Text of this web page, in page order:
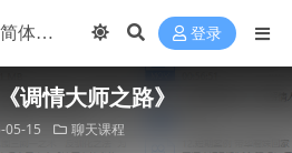
登录
调情大师之路》
05-15 聊天课程